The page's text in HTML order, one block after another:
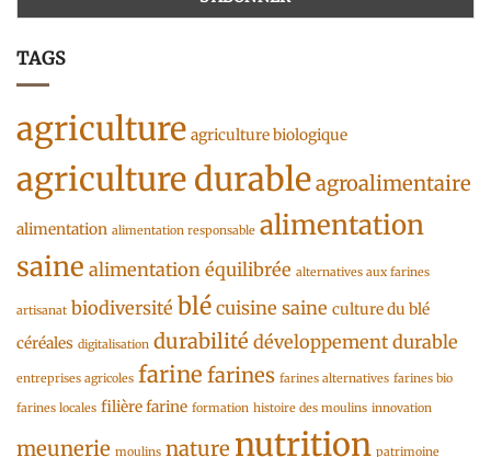
TAGS
agriculture agriculture biologique
agriculture durableagroalimentaire
alimentation alimentation responsable alimentation
saine alimentation équilibrée alternatives aux farines
artisanat biodiversité blé cuisine saine culture du blé
céréales digitalisation durabilité développement durable
entreprises agricoles farine farines farines alternatives farines bio
farines locales filière farine formation histoire des moulins innovation
meunerie moulins nature nutrition patrimoine